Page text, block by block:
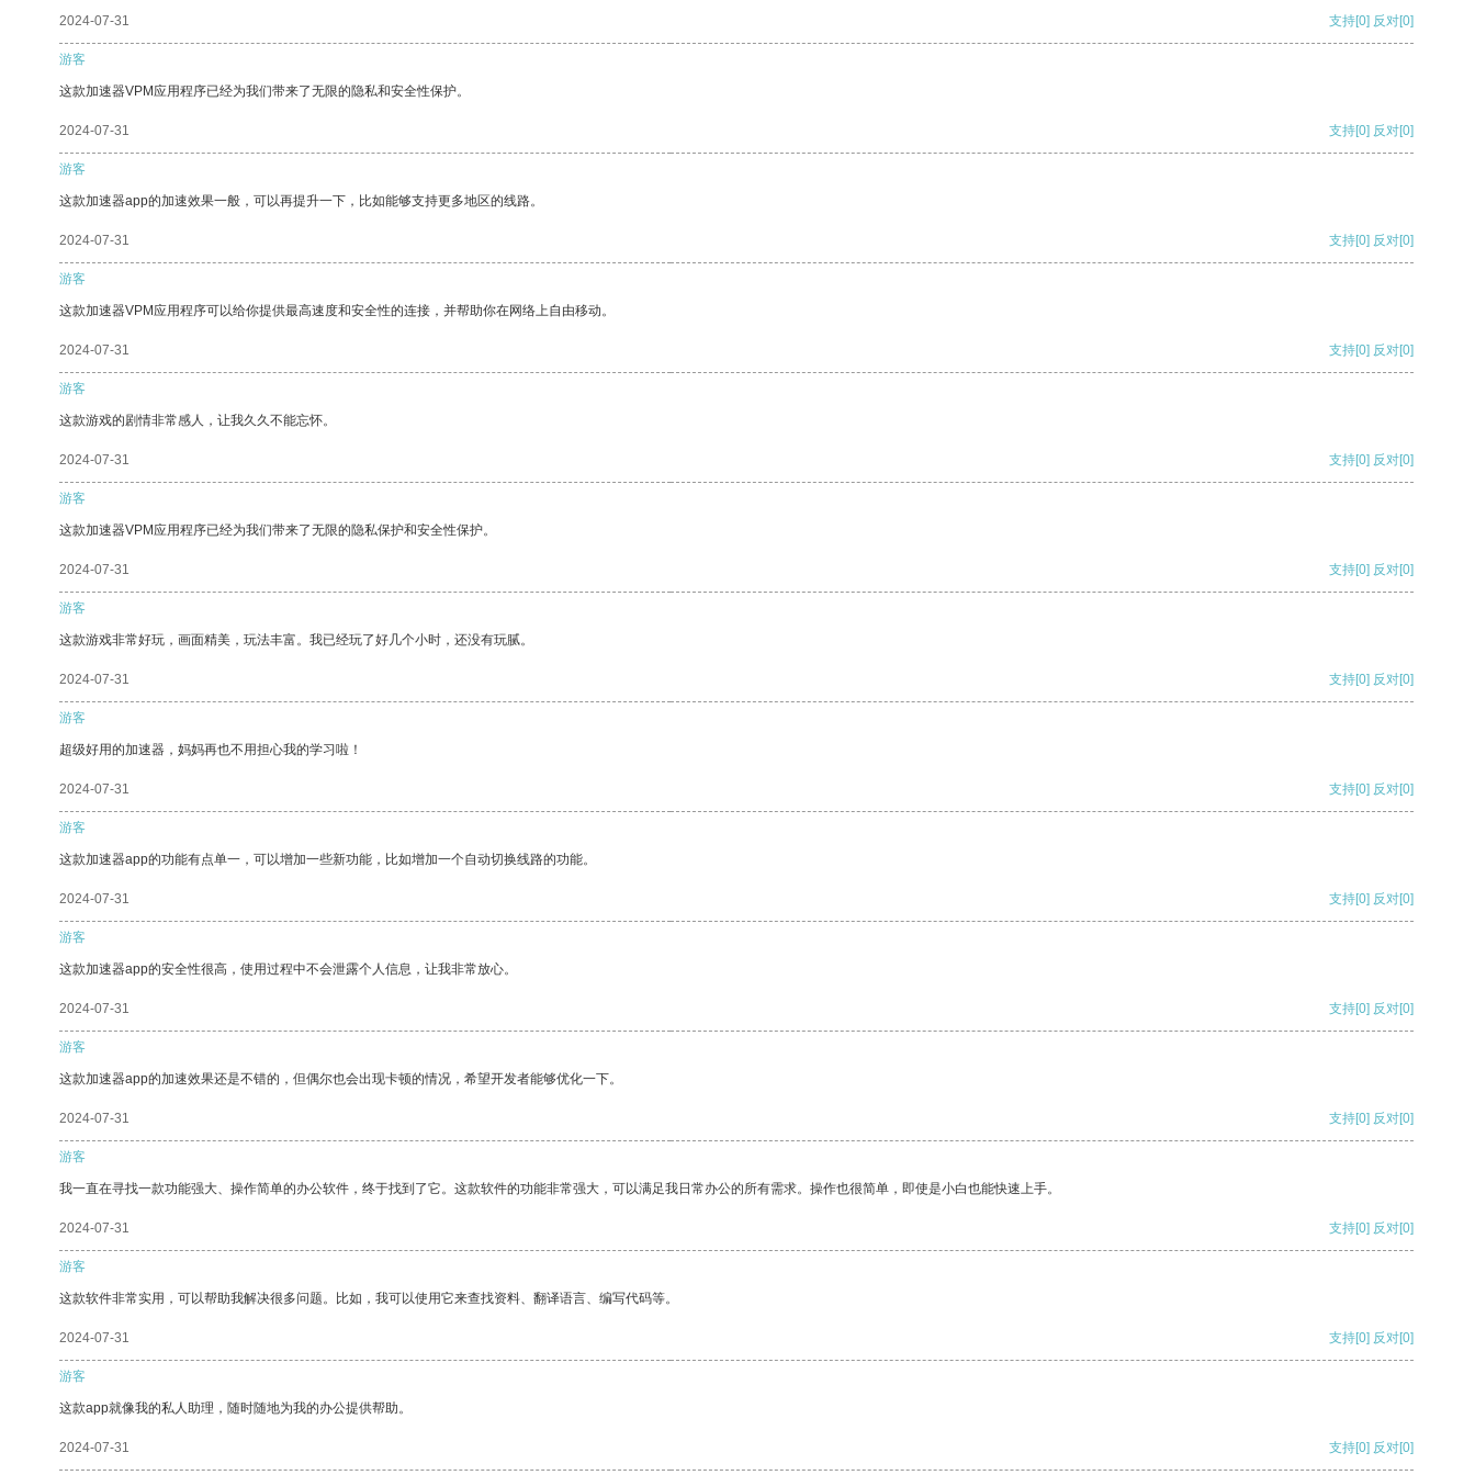
2024-07-31 支持[0] 反对[0]
游客
这款加速器VPM应用程序已经为我们带来了无限的隐私和安全性保护。
2024-07-31 支持[0] 反对[0]
游客
这款加速器app的加速效果一般，可以再提升一下，比如能够支持更多地区的线路。
2024-07-31 支持[0] 反对[0]
游客
这款加速器VPM应用程序可以给你提供最高速度和安全性的连接，并帮助你在网络上自由移动。
2024-07-31 支持[0] 反对[0]
游客
这款游戏的剧情非常感人，让我久久不能忘怀。
2024-07-31 支持[0] 反对[0]
游客
这款加速器VPM应用程序已经为我们带来了无限的隐私保护和安全性保护。
2024-07-31 支持[0] 反对[0]
游客
这款游戏非常好玩，画面精美，玩法丰富。我已经玩了好几个小时，还没有玩腻。
2024-07-31 支持[0] 反对[0]
游客
超级好用的加速器，妈妈再也不用担心我的学习啦！
2024-07-31 支持[0] 反对[0]
游客
这款加速器app的功能有点单一，可以增加一些新功能，比如增加一个自动切换线路的功能。
2024-07-31 支持[0] 反对[0]
游客
这款加速器app的安全性很高，使用过程中不会泄露个人信息，让我非常放心。
2024-07-31 支持[0] 反对[0]
游客
这款加速器app的加速效果还是不错的，但偶尔也会出现卡顿的情况，希望开发者能够优化一下。
2024-07-31 支持[0] 反对[0]
游客
我一直在寻找一款功能强大、操作简单的办公软件，终于找到了它。这款软件的功能非常强大，可以满足我日常办公的所有需求。操作也很简单，即使是小白也能快速上手。
2024-07-31 支持[0] 反对[0]
游客
这款软件非常实用，可以帮助我解决很多问题。比如，我可以使用它来查找资料、翻译语言、编写代码等。
2024-07-31 支持[0] 反对[0]
游客
这款app就像我的私人助理，随时随地为我的办公提供帮助。
2024-07-31 支持[0] 反对[0]